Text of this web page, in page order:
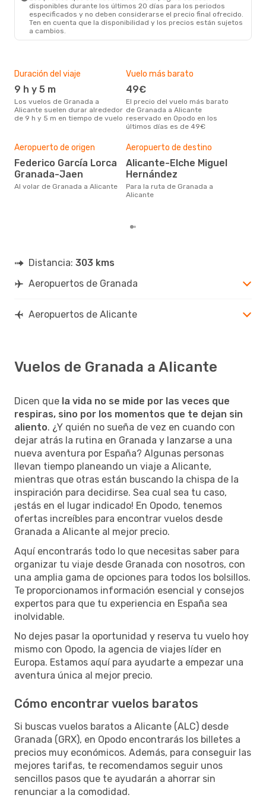
disponibles durante los últimos 20 días para los periodos
especificados y no deben considerarse el precio final ofrecido.
Ten en cuenta que la disponibilidad y los precios están sujetos
a cambios.
Duración del viaje
9 h y 5 m
Los vuelos de Granada a
Alicante suelen durar alrededor
de 9 h y 5 m en tiempo de vuelo
Vuelo más barato
49€
El precio del vuelo más barato
de Granada a Alicante
reservado en Opodo en los
últimos días es de 49€
Aeropuerto de origen
Federico García Lorca
Granada-Jaen
Al volar de Granada a Alicante
Aeropuerto de destino
Alicante-Elche Miguel
Hernández
Para la ruta de Granada a
Alicante
Distancia: 303 kms
Aeropuertos de Granada
Aeropuertos de Alicante
Vuelos de Granada a Alicante
Dicen que la vida no se mide por las veces que
respiras, sino por los momentos que te dejan sin
aliento. ¿Y quién no sueña de vez en cuando con
dejar atrás la rutina en Granada y lanzarse a una
nueva aventura por España? Algunas personas
llevan tiempo planeando un viaje a Alicante,
mientras que otras están buscando la chispa de la
inspiración para decidirse. Sea cual sea tu caso,
¡estás en el lugar indicado! En Opodo, tenemos
ofertas increíbles para encontrar vuelos desde
Granada a Alicante al mejor precio.
Aquí encontrarás todo lo que necesitas saber para
organizar tu viaje desde Granada con nosotros, con
una amplia gama de opciones para todos los bolsillos.
Te proporcionamos información esencial y consejos
expertos para que tu experiencia en España sea
inolvidable.
No dejes pasar la oportunidad y reserva tu vuelo hoy
mismo con Opodo, la agencia de viajes líder en
Europa. Estamos aquí para ayudarte a empezar una
aventura única al mejor precio.
Cómo encontrar vuelos baratos
Si buscas vuelos baratos a Alicante (ALC) desde
Granada (GRX), en Opodo encontrarás los billetes a
precios muy económicos. Además, para conseguir las
mejores tarifas, te recomendamos seguir unos
sencillos pasos que te ayudarán a ahorrar sin
renunciar a la comodidad.